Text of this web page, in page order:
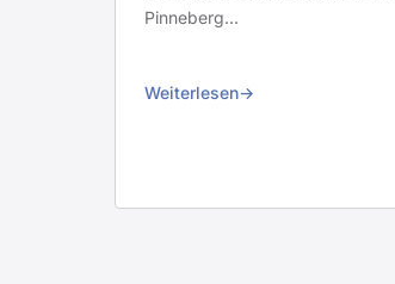
Pinneberg…
Weiterlesen